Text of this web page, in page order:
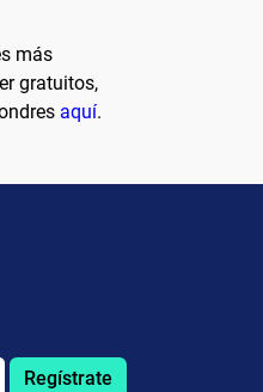
más
gratuitos,
aquí.
Regístrate